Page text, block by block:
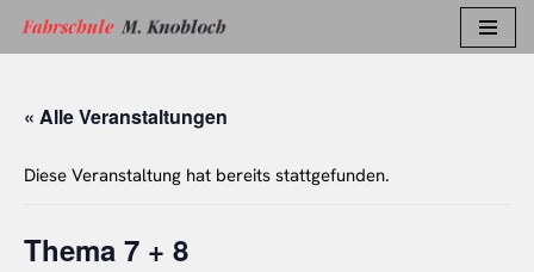
springen
« Alle Veranstaltungen
Diese Veranstaltung hat bereits stattgefunden.
Thema 7 + 8